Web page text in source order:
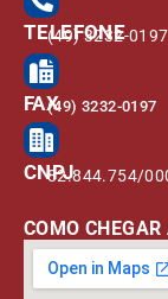
TELEFONE
(49) 3232-0197
FAX(49) 3232-0197
CNPJ82.844.754/
COMO